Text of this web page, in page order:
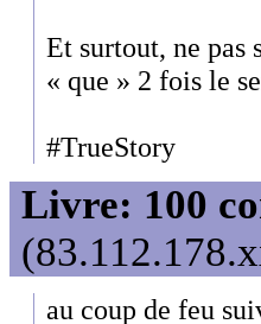
Et surtout, ne pas
« que » 2 fois le
#TrueStory
Livre: 100
au coup de feu